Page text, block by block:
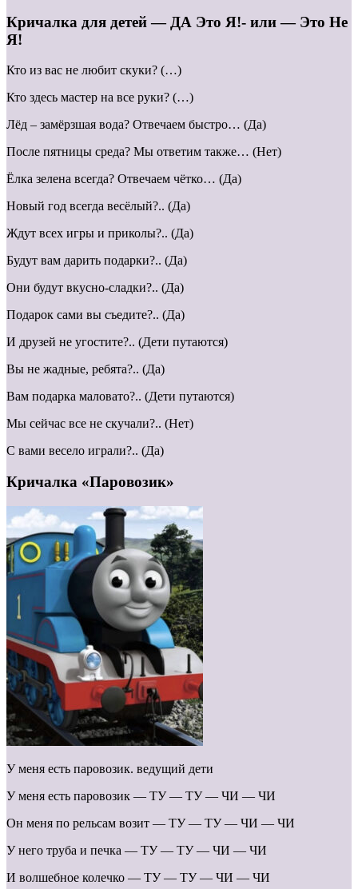
Кричалка для детей — ДА Это Я!- или — Это Не
Я!
Кто из вас не любит скуки? (…)
Кто здесь мастер на все руки? (…)
Лёд – замёрзшая вода? Отвечаем быстро… (Да)
После пятницы среда? Мы ответим также… (Нет)
Ёлка зелена всегда? Отвечаем чётко… (Да)
Новый год всегда весёлый?.. (Да)
Ждут всех игры и приколы?.. (Да)
Будут вам дарить подарки?.. (Да)
Они будут вкусно-сладки?.. (Да)
Подарок сами вы съедите?.. (Да)
И друзей не угостите?.. (Дети путаются)
Вы не жадные, ребята?.. (Да)
Вам подарка маловато?.. (Дети путаются)
Мы сейчас все не скучали?.. (Нет)
С вами весело играли?.. (Да)
Кричалка «Паровозик»
У меня есть паровозик. ведущий дети
У меня есть паровозик — ТУ — ТУ — ЧИ — ЧИ
Он меня по рельсам возит — ТУ — ТУ — ЧИ — ЧИ
У него труба и печка — ТУ — ТУ — ЧИ — ЧИ
И волшебное колечко — ТУ — ТУ — ЧИ — ЧИ